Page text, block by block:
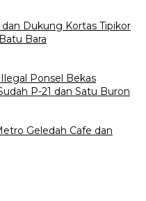
Dukung Kortas Tipikor
Bara
Ponsel Bekas
P-21 dan Satu Buron
Geledah Cafe dan